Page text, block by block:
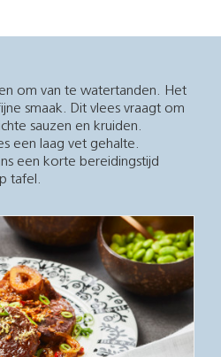
om van te watertanden. Het
smaak. Dit vlees vraagt om
sauzen en kruiden.
een laag vet gehalte.
een korte bereidingstijd
tafel.